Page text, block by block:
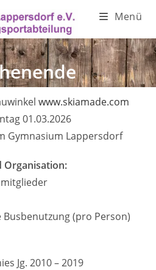
Menü
www.skiamade.com
01.03.2026
Gymnasium Lappersdorf
Organisation:
Busbenutzung (pro Person)
Jg. 2010 – 2019